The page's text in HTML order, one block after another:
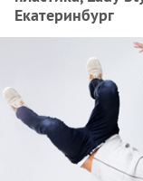
Екатеринбург